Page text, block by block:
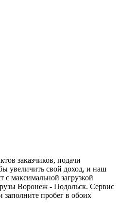
заказчиков, подачи
увеличить свой доход, и наш
максимальной загрузкой
Воронеж - Подольск. Сервис
пробег в обоих